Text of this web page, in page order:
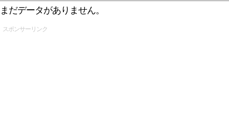
まだデータがありません。
スポンサーリンク